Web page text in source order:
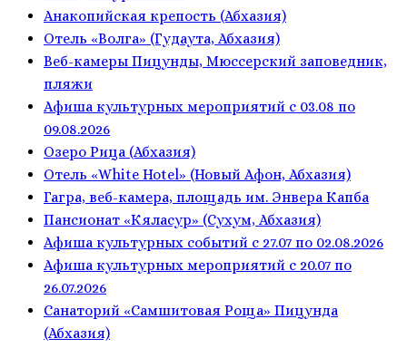
Анакопийская крепость (Абхазия)
Отель «Волга» (Гудаута, Абхазия)
Веб-камеры Пицунды, Мюссерский заповедник,
пляжи
Афиша культурных мероприятий с 03.08 по
09.08.2026
Озеро Рица (Абхазия)
Отель «White Hotel» (Новый Афон, Абхазия)
Гагра, веб-камера, площадь им. Энвера Капба
Пансионат «Кяласур» (Сухум, Абхазия)
Афиша культурных событий с 27.07 по 02.08.2026
Афиша культурных мероприятий с 20.07 по
26.07.2026
Санаторий «Самшитовая Роща» Пицунда
(Абхазия)